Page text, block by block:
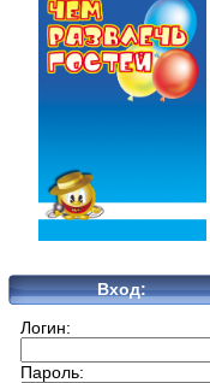
Вход:
Логин:
Пароль: